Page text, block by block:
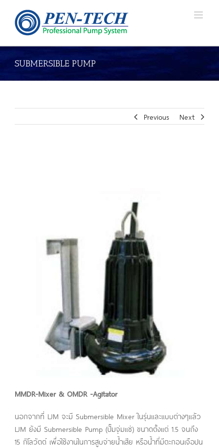
content
SUBMERSIBLE PUMP
Previous Next
MMDR-Mixer & OMDR -Agitator
นอกจากที่ LJM จะมี Submersible Mixer ในรุ่นและแบบต่างๆแล้ว
LJM ยังมี Submersible Pump (ปั๊มจุ่มแช่) ขนาดตั้งแต่ 1.5 จนถึง
15 กิโลวัตต์ เพื่อใช้งานในการสูบจ่ายน้ำเสีย หรือน้ำที่มีตะกอนเจือปน